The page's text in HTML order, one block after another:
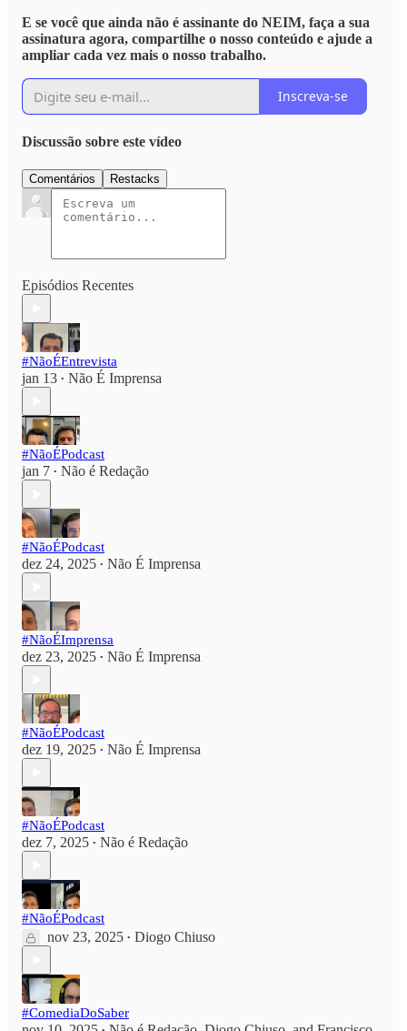
E se você que ainda não é assinante do NEIM, faça a sua
assinatura agora, compartilhe o nosso conteúdo e ajude a
ampliar cada vez mais o nosso trabalho.
Inscreva-se
Discussão sobre este vídeo
Comentários Restacks
Episódios Recentes
#NãoÉEntrevista
jan 13 • Não É Imprensa
#NãoÉPodcast
jan 7 • Não é Redação
#NãoÉPodcast
dez 24, 2025 • Não É Imprensa
#NãoÉImprensa
dez 23, 2025 • Não É Imprensa
#NãoÉPodcast
dez 19, 2025 • Não É Imprensa
#NãoÉPodcast
dez 7, 2025 • Não é Redação
#NãoÉPodcast
nov 23, 2025 • Diogo Chiuso
#ComediaDoSaber